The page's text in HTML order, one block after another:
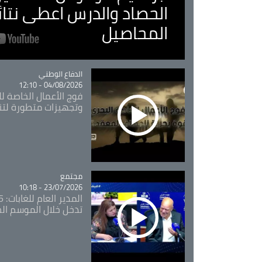
الحصاد والدرس اعطى
المحاصيل
Catégorie
الدفاع الوطني
04/08/2026 - 12:10
فوج الأعمال الخاصة
وتجهيزات متطورة
Catégorie
مجتمع
23/07/2026 - 10:18
تدخل خلال الموسم